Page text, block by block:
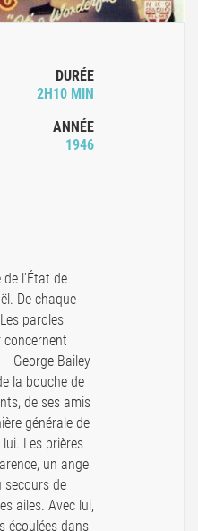
DURÉE
2H10 MIN
ANNÉE
1946
de l'État de
De chaque
paroles
concernent
George Bailey
la bouche de
de ses amis
générale de
Les prières
un ange
secours de
ailes. Avec lui,
écoulées dans